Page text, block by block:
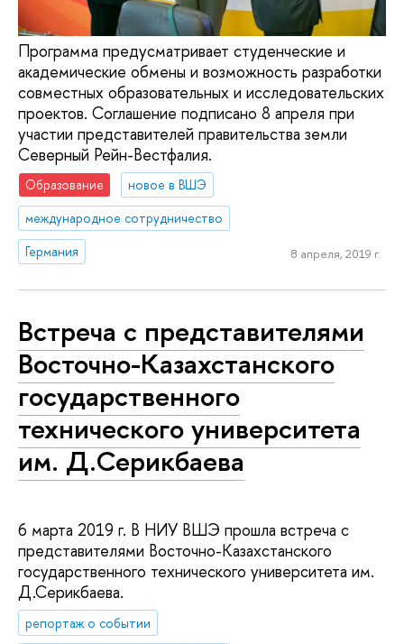
Программа предусматривает студенческие и
академические обмены и возможность разработки
совместных образовательных и исследовательских
проектов. Соглашение подписано 8 апреля при
участии представителей правительства земли
Северный Рейн-Вестфалия.
Образование
новое в ВШЭ
международное сотрудничество
Германия
8 апреля, 2019 г.
Встреча с представителями
Восточно-Казахстанского
государственного
технического университета
им. Д.Серикбаева
6 марта 2019 г. В НИУ ВШЭ прошла встреча с
представителями Восточно-Казахстанского
государственного технического университета им.
Д.Серикбаева.
репортаж о событии